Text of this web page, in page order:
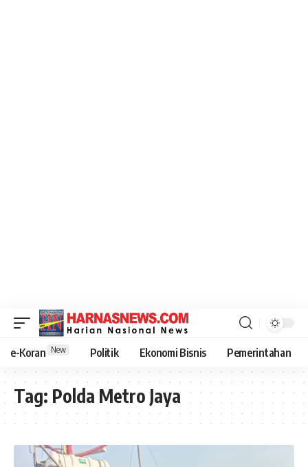
e-Koran New Politik Ekonomi Bisnis Pemerintahan
Tag: Polda Metro Jaya